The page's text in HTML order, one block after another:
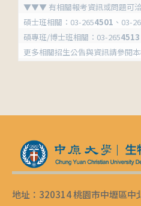
▼▼▼ 有相關報考資訊或問題可
碩士班相關：03-2654501 、03-
碩專班/博士班相關：03-2654513
更多相關招生公告與資訊請參閱
地址：320314 桃園市中壢區中